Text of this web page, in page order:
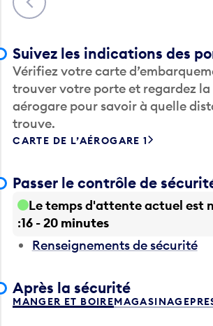
Suivez les indications des
Vérifiez votre carte
trouver votre porte et regardez
aérogare pour savoir à quelle
trouve.
CARTE DE L’AÉROGARE 1
Passer le contrôle de
Le temps d'attente actuel est
16 - 20 minutes
Renseignements de sécurité
Après la sécurité
MANGER ET BOIREMAGASINAGE